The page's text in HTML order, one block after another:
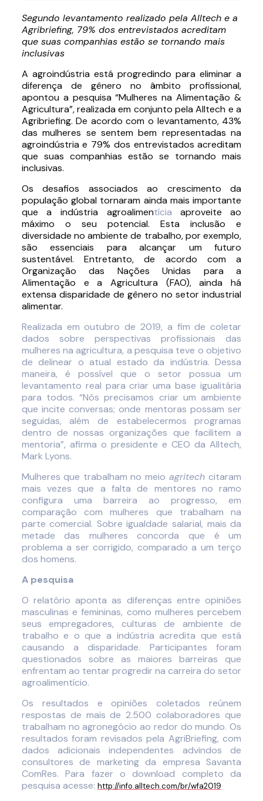
Segundo levantamento realizado pela Alltech e a
Agribriefing, 79% dos entrevistados acreditam
que suas companhias estão se tornando mais
inclusivas
A agroindústria está progredindo para eliminar a
diferença de gênero no âmbito profissional,
apontou a pesquisa “Mulheres na Alimentação &
Agricultura”, realizada em conjunto pela Alltech e a
Agribriefing. De acordo com o levantamento, 43%
das mulheres se sentem bem representadas na
agroindústria e 79% dos entrevistados acreditam
que suas companhias estão se tornando mais
inclusivas.
Os desafios associados ao crescimento da
população global tornaram ainda mais importante
que a indústria agroalimentícia
aproveite ao
máximo o seu potencial. Esta inclusão e
diversidade no ambiente de trabalho, por exemplo,
são essenciais para alcançar um futuro
sustentável. Entretanto, de acordo com a
Organização das Nações Unidas para a
Alimentação e a Agricultura (FAO), ainda há
extensa disparidade de gênero no setor industrial
alimentar.
Realizada em outubro de 2019, a fim de coletar
dados sobre perspectivas profissionais das
mulheres na agricultura, a pesquisa teve o objetivo
de delinear o atual estado da indústria. Dessa
maneira, é possível que o setor possua um
levantamento real para criar uma base igualitária
para todos. “Nós precisamos criar um ambiente
que incite conversas; onde mentoras possam ser
seguidas, além de estabelecermos programas
dentro de nossas organizações que facilitem a
mentoria”, afirma o presidente e CEO da Alltech,
Mark Lyons.
Mulheres que trabalham no meio agritechcitaram
mais vezes que a falta de mentores no ramo
configura uma barreira ao progresso, em
comparação com mulheres que trabalham na
parte comercial. Sobre igualdade salarial, mais da
metade das mulheres concorda que é um
problema a ser corrigido, comparado a um terço
dos homens.
A pesquisa
O relatório aponta as diferenças entre opiniões
masculinas e femininas, como mulheres percebem
seus empregadores, culturas de ambiente de
trabalho e o que a indústria acredita que está
causando a disparidade. Participantes foram
questionados sobre as maiores barreiras que
enfrentam ao tentar progredir na carreira do setor
agroalimentício.
Os resultados e opiniões coletados reúnem
respostas de mais de 2.500 colaboradores que
trabalham no agronegócio ao redor do mundo. Os
resultados foram revisados pela AgriBriefing, com
dados adicionais independentes advindos de
consultores de marketing da empresa Savanta
ComRes. Para fazer o download completo da
pesquisa acesse: http://info.alltech.com/br/wfa2019